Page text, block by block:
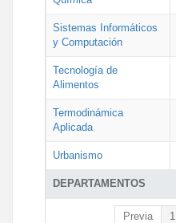
DEPARTAMENTOS
Sistemas Informáticos
y Computación
Tecnología de
Alimentos
Termodinámica
Aplicada
Urbanismo
Previa 1